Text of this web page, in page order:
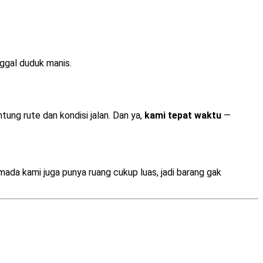
duduk manis.
rute dan kondisi jalan. Dan ya, kami tepat waktu —
kami juga punya ruang cukup luas, jadi barang gak